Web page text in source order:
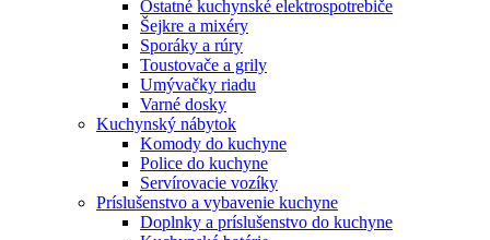
Ostatné kuchynské elektrospotrebiče
Šejkre a mixéry
Sporáky a rúry
Toustovače a grily
Umývačky riadu
Varné dosky
Kuchynský nábytok
Komody do kuchyne
Police do kuchyne
Servírovacie vozíky
Príslušenstvo a vybavenie kuchyne
Doplnky a príslušenstvo do kuchyne